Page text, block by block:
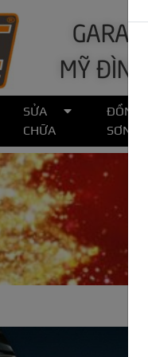
GARA
MỸ ĐÌNH
SỬA
CHỮA
ĐỒNG
SƠN